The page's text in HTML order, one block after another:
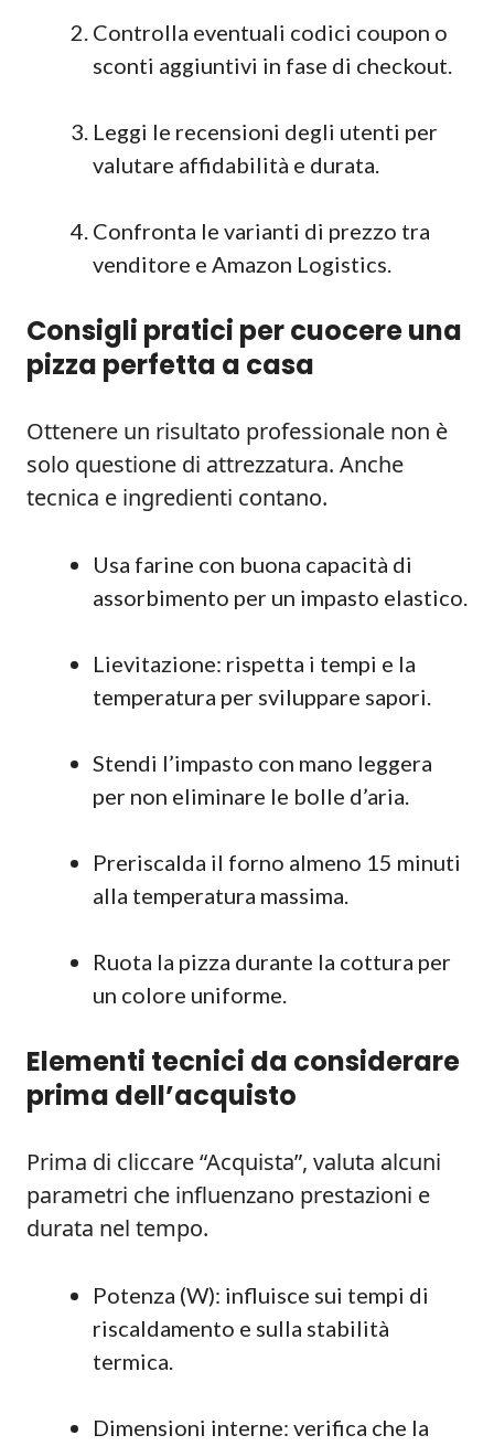
Controlla eventuali codici coupon o
sconti aggiuntivi in fase di checkout.
Leggi le recensioni degli utenti per
valutare affidabilità e durata.
Confronta le varianti di prezzo tra
venditore e Amazon Logistics.
Consigli pratici per cuocere una
pizza perfetta a casa
Ottenere un risultato professionale non è
solo questione di attrezzatura. Anche
tecnica e ingredienti contano.
Usa farine con buona capacità di
assorbimento per un impasto elastico.
Lievitazione: rispetta i tempi e la
temperatura per sviluppare sapori.
Stendi l’impasto con mano leggera
per non eliminare le bolle d’aria.
Preriscalda il forno almeno 15 minuti
alla temperatura massima.
Ruota la pizza durante la cottura per
un colore uniforme.
Elementi tecnici da considerare
prima dell’acquisto
Prima di cliccare “Acquista”, valuta alcuni
parametri che influenzano prestazioni e
durata nel tempo.
Potenza (W): influisce sui tempi di
riscaldamento e sulla stabilità
termica.
Dimensioni interne: verifica che la